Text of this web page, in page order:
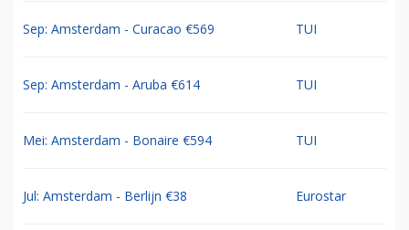
Sep: Amsterdam - Curacao €569 TUI
Sep: Amsterdam - Aruba €614 TUI
Mei: Amsterdam - Bonaire €594 TUI
Jul: Amsterdam - Berlijn €38 Eurostar